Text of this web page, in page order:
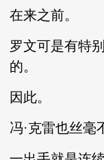
在来之前。
罗文可是有特
的。
因此。
冯·克雷也丝毫